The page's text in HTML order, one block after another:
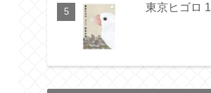
東京ヒゴロ 1